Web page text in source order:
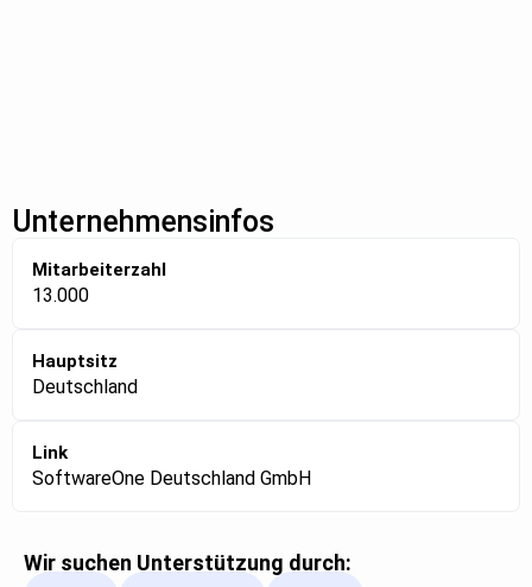
Unternehmensinfos
Mitarbeiterzahl
13.000
Hauptsitz
Deutschland
Link
SoftwareOne Deutschland GmbH
Wir suchen Unterstützung durch: